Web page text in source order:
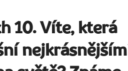
10. Víte, která